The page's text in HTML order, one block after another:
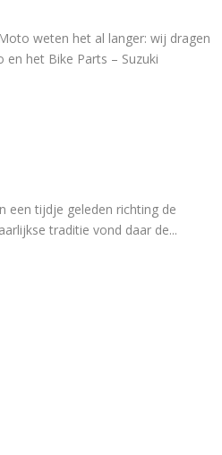
weten het al langer: wij dragen
het Bike Parts – Suzuki
een tijdje geleden richting de
traditie vond daar de...